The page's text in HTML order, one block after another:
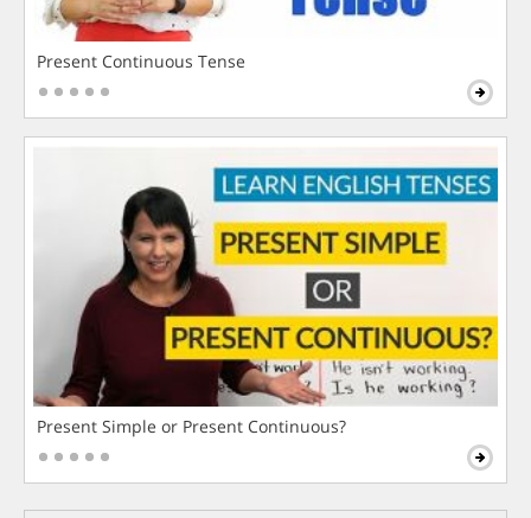
Present Continuous Tense
Present Simple or Present Continuous?